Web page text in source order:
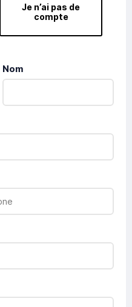
Je n’ai pas de
compte
Nom